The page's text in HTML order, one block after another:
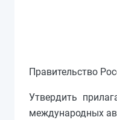
Правительство
Утвердить
международных